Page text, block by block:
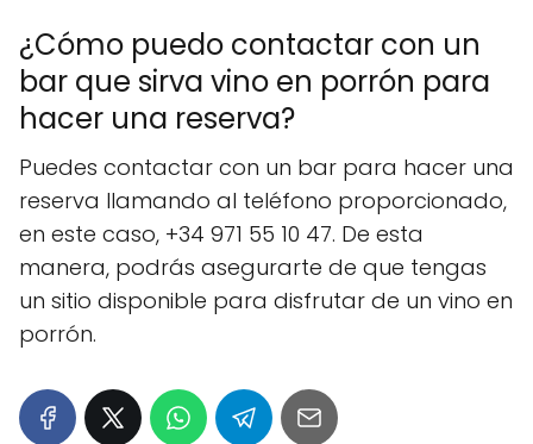
¿Cómo puedo contactar con un
bar que sirva vino en porrón para
hacer una reserva?
Puedes contactar con un bar para hacer una
reserva llamando al teléfono proporcionado,
en este caso, +34 971 55 10 47. De esta
manera, podrás asegurarte de que tengas
un sitio disponible para disfrutar de un vino en
porrón.